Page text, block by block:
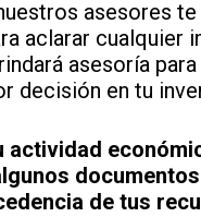
asesores te
aclarar cualquier
asesoría para
decisión en tu
actividad
de tus